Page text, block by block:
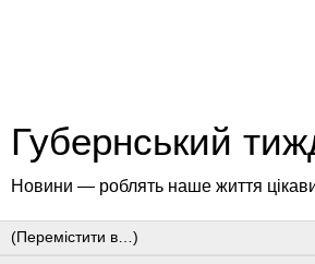
Губернський
Новини — роблять наше життя